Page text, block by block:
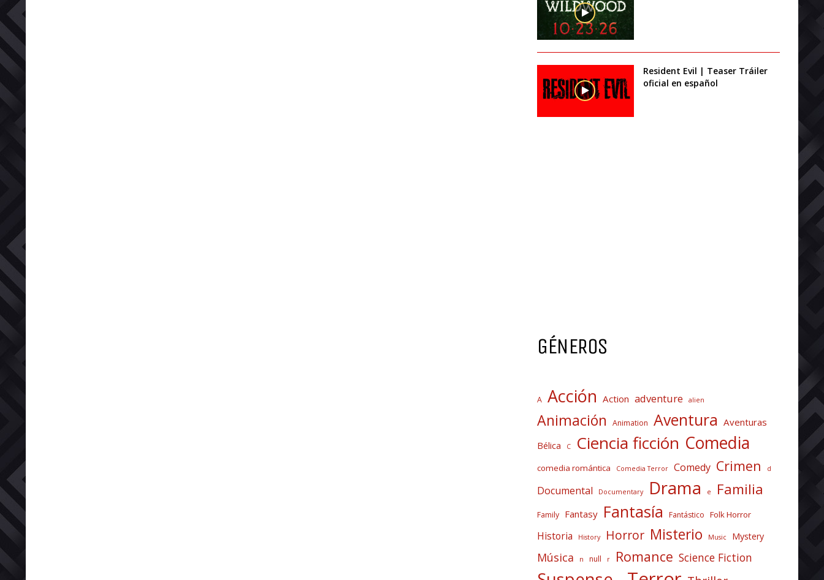
Resident Evil | Teaser Tráiler
oficial en español
GÉNEROS
A Acción Action adventure alien
Animación Animation Aventura Aventuras
Bélica C Ciencia ficción Comedia
comedia romántica Comedia Terror Comedy Crimen d
Documental Documentary Drama e Familia
Family Fantasy Fantasía Fantástico Folk Horror
Historia History Horror Misterio Music Mystery
Música n null r Romance Science Fiction